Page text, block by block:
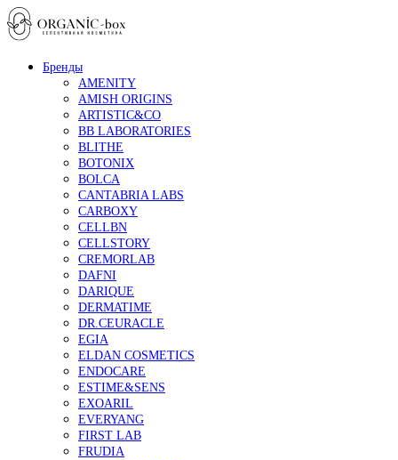
Бренды
AMENITY
AMISH ORIGINS
ARTISTIC&CO
BB LABORATORIES
BLITHE
BOTONIX
BOLCA
CANTABRIA LABS
CARBOXY
CELLBN
CELLSTORY
CREMORLAB
DAFNI
DARIQUE
DERMATIME
DR.CEURACLE
EGIA
ELDAN COSMETICS
ENDOCARE
ESTIME&SENS
EXOARIL
EVERYANG
FIRST LAB
FRUDIA